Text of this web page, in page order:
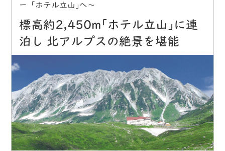
ー「ホテル立山｣へ～
標高約2,450m｢ホテル立山｣に連
泊し 北アルプスの絶景を堪能